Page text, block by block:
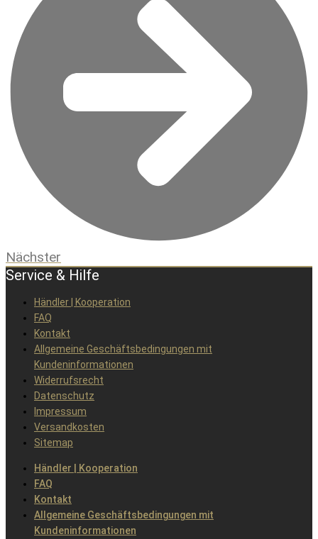
Nächster
Service & Hilfe
Händler | Kooperation
FAQ
Kontakt
Allgemeine Geschäftsbedingungen mit
Kundeninformationen
Widerrufsrecht
Datenschutz
Impressum
Versandkosten
Sitemap
Händler | Kooperation
FAQ
Kontakt
Allgemeine Geschäftsbedingungen mit
Kundeninformationen